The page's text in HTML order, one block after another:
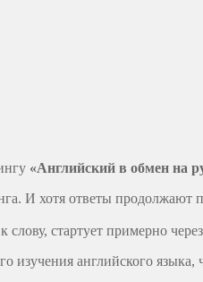
«Английский в обмен на
И хотя ответы продолжают
стартует примерно
английского языка,